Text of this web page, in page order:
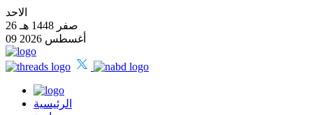
الاحد
26 صفر 1448 هـ
09 أغسطس 2026
الرئيسية